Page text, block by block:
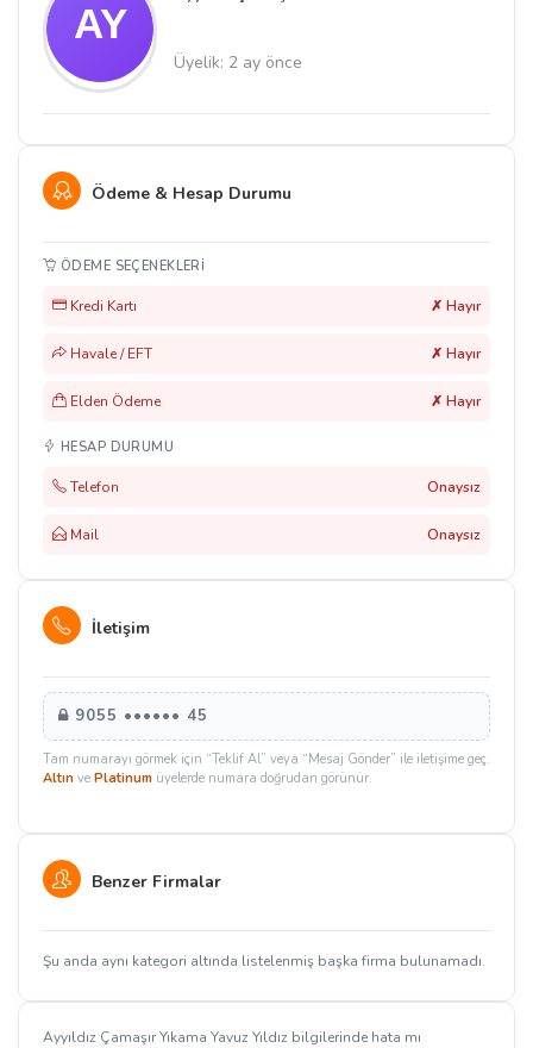
Üyelik: 2 ay önce
Ödeme & Hesap Durumu
ÖDEME SEÇENEKLERI
Kredi Kartı ✗ Hayır
Havale / EFT ✗ Hayır
Elden Ödeme ✗ Hayır
HESAP DURUMU
Telefon Onaysız
Mail Onaysız
İletişim
9055 •••••• 45
Tam numarayı görmek için “Teklif Al” veya “Mesaj Gönder” ile iletişime geç.
Altın ve Platinum üyelerde numara doğrudan görünür.
Benzer Firmalar
Şu anda aynı kategori altında listelenmiş başka firma bulunamadı.
Ayyıldız Çamaşır Yıkama Yavuz Yıldız bilgilerinde hata mı